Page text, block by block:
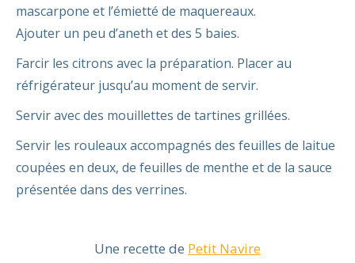
mascarpone et l’émietté de maquereaux.
Ajouter un peu d’aneth et des 5 baies.
Farcir les citrons avec la préparation. Placer au
réfrigérateur jusqu’au moment de servir.
Servir avec des mouillettes de tartines grillées.
Servir les rouleaux accompagnés des feuilles de laitue
coupées en deux, de feuilles de menthe et de la sauce
présentée dans des verrines.
Une recette de Petit Navire